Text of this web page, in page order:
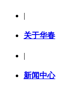
|
关于华春
|
新闻中心